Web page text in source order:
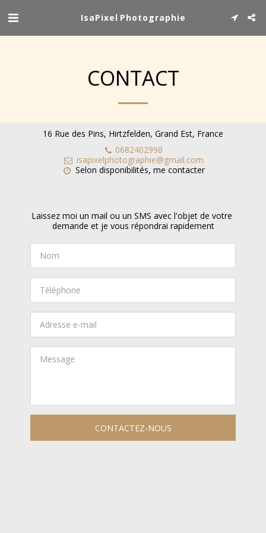
IsaPixel Photographie
CONTACT
16 Rue des Pins, Hirtzfelden, Grand Est, France
0682402998
isapixelphotographie@gmail.com
Selon disponibilités, me contacter
Laissez moi un mail ou un SMS avec l'objet de votre
demande et je vous répondrai rapidement
CONTACTEZ-NOUS